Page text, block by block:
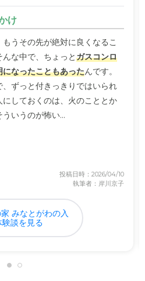
け
うその先が絶対に良くなるこ
な中で、ちょっとガスコンロ
なったこともあったんです。
ずっと付きっきりではいられ
しておくのは、火のこととか
いうのが怖い...
投稿日時：2026/04/10
執筆者：岸川京子
みなとがわの入
験談を見る